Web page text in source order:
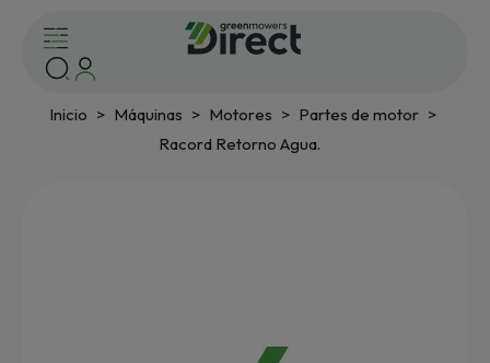
Inicio Máquinas Motores
Partes de motor
Racord Retorno Agua.